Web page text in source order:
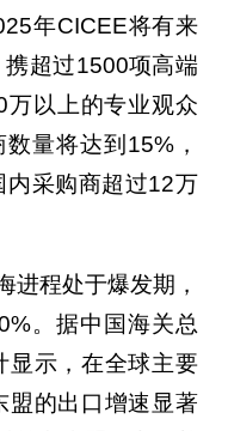
年CICEE将有来
超过1500项高端
以上的专业观众
量将达到15%，
内采购商超过12万
进程处于爆发期，
。据中国海关总
显示，在全球主要
盟的出口增速显著